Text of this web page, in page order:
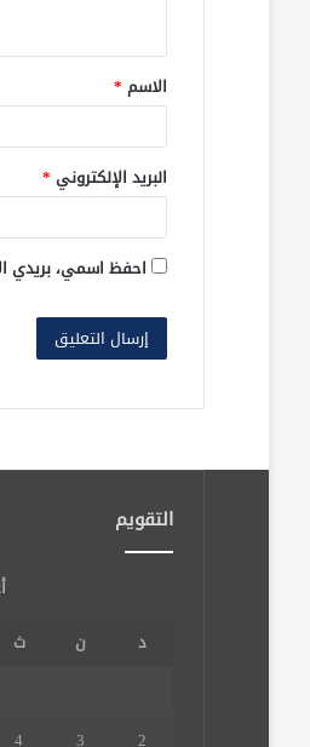
ق
*
الاسم *
البريد الإلكتروني *
احفظ اسمي، بريدي
التقويم
د
ن ث
2
3
4